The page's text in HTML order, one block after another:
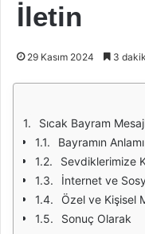
İletin
29 Kasım 2024 3
Sıcak Bayram
Bayramın
Sevdiklerimize
İnternet ve
Özel ve Kişisel
Sonuç Olarak